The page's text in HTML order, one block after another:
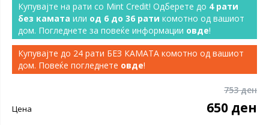
Купувајте на рати со Mint Credit! Одберете до 4 рати
без камата или од 6 до 36 рати комотно од вашиот
дом. Погледнете за повеќе информации овде!
Купувајте до 24 рати БЕЗ КАМАТА комотно од вашиот
дом. Повеќе погледнете овде!
753 ден
Цена 650 ден